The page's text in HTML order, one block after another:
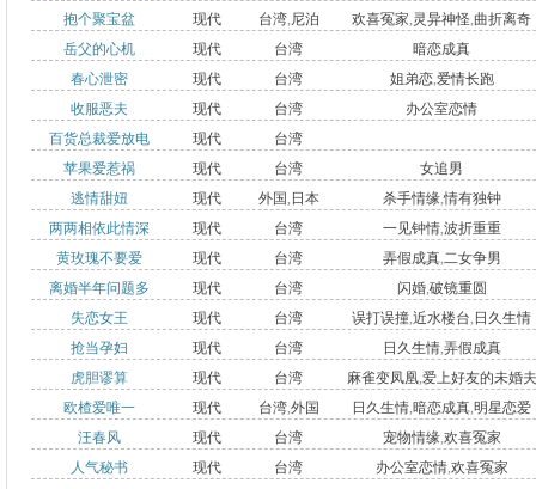
抱个聚宝盆
现代 台湾,尼泊
尔,英国
欢喜冤家,灵异神怪,曲折离奇
岳父的心机
现代 台湾
暗恋成真
春心泄密
现代 台湾 姐弟恋,爱情长跑
收服恶夫
现代 台湾
办公室恋情
百货总裁爱放电
现代
台湾
苹果爱惹祸
现代 台湾
女追男
逃情甜妞
现代 外国 , 日本 杀手情缘,情有独钟
两两相依此情深
现代 台湾 一见钟情,波折重重
黄玫瑰不要爱
现代 台湾 弄假成真,二女争男
离婚半年问题多
现代 台湾 闪婚,破镜重圆
失恋女王
现代 台湾 误打误撞,近水楼台, 日久生情
抢当孕妇
现代 台湾 日久生情,弄假成真
虎胆谬算
现代 台湾 麻雀变凤凰,爱上好友的未婚夫
欧楂爱唯一
现代 台湾,外国 日久生情,暗恋成真,明星恋爱
汪春风
现代 台湾 宠物情缘,欢喜冤家
人气秘书
现代 台湾 办公室恋情,欢喜冤家